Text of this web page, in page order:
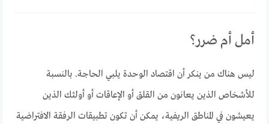
أمل أم ضرر؟
ليس هناك من ينكر أن اقتصاد الوحدة يلبي الحاجة. بالنسبة
للأشخاص الذين يعانون من القلق أو الإعاقات أو أولئك الذين
يعيشون في المناطق الريفية، يمكن أن تكون تطبيقات الرفقة الافتراضية